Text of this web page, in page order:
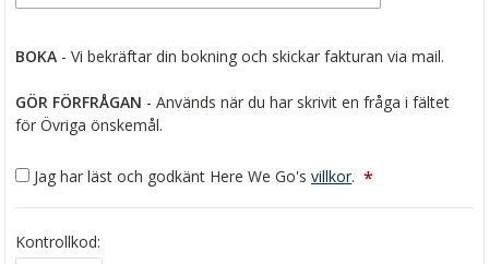
BOKA - Vi bekräftar din bokning och skickar fakturan via mail.
GÖR FÖRFRÅGAN - Används när du har skrivit en fråga i fältet
för Övriga önskemål.
Jag har läst och godkänt Here We Go's villkor. *
Kontrollkod: